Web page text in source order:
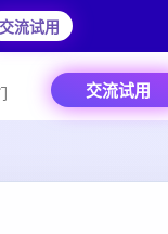
交流试用
交流试用